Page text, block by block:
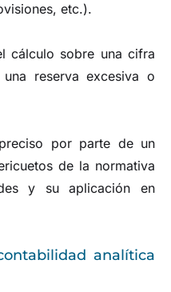
etc.).
cálculo sobre una cifra
reserva excesiva o
por parte de un
de la normativa
y su aplicación en
analítica